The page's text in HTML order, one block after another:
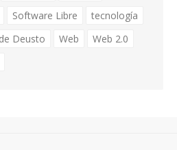
Software Libre
tecnología
Deusto Web
Web 2.0